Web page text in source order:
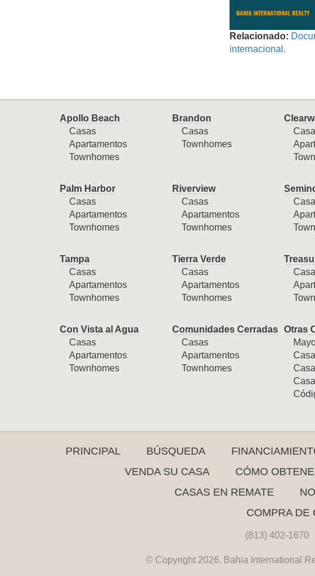
Relacionado:
internacional.
Apollo Beach
Casas
Apartamentos
Townhomes
Brandon
Casas
Townhomes
Palm Harbor
Casas
Apartamentos
Townhomes
Riverview
Casas
Apartamentos
Townhomes
Tampa
Casas
Apartamentos
Townhomes
Tierra Verde
Casas
Apartamentos
Townhomes
Con Vista al Agua
Casas
Apartamentos
Townhomes
Comunidades Cerradas
Casas
Apartamentos
Townhomes
Otras
PRINCIPAL BÚSQUEDA
VENDA SU CASA
CÓMO
CASAS EN REMATE
COMPRA DE
(813) 402-1670
© Copyright 2026. Bahia International